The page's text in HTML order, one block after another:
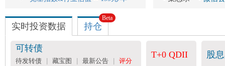
实时投资数据 持仓
Beta
可转债
待发转债 藏宝图 最新公告 评分
T+0 QDII 股